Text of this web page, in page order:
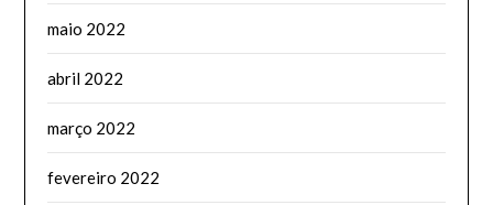
maio 2022
abril 2022
março 2022
fevereiro 2022